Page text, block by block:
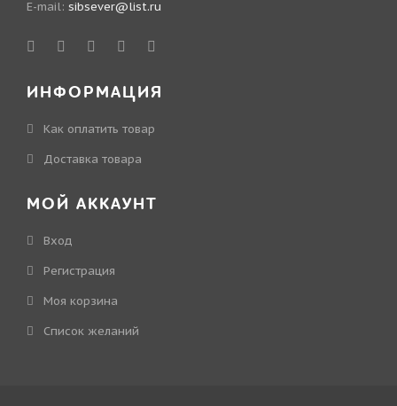
E-mail: sibsever@list.ru
ИНФОРМАЦИЯ
Как оплатить товар
Доставка товара
МОЙ АККАУНТ
Вход
Регистрация
Моя корзина
Cписок желаний